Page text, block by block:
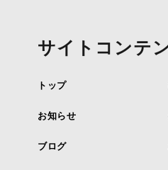
サイトコンテ
トップ
お知らせ
ブログ